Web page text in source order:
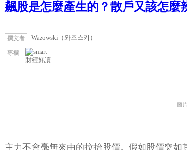
飆股是怎麼產生的？散戶又該怎麼
撰文者 Wazowski（와조스키）
專欄
財經好讀
圖
主力不會毫無來由的拉抬股價。假如股價突